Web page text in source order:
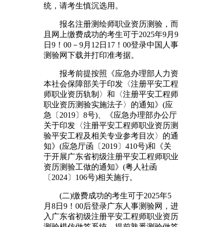
统，请考生慎沉选用。
报名注册测绘师职业资历测验，而
且网上缴费成功的考生可于2025年9月9
日9！00－9月12日17！00登录中国人事
测验网下载并打印准考据。
报考前提按照《应急办理部人力资
本社会保障部关于印发〈注册平安工程
师职业资历轨制〉和〈注册平安工程师
职业资历测验实施法子〉的通知》(应
急〔2019〕8号)、《应急办理部办公厅
关于印发〈注册平安工程师职业资历测
验平安工程及相关专业参考目次〉的通
知》(应急厅函〔2019〕410号)和《关
于开展广东省初级注册平安工程师职业
资历测验工做的通知》(粤人社函
〔2024〕106号)相关施行。
(二)缴费成功的考生可于2025年5
月8日9！00后登录广东人事测验网，进
入广东省初级注册平安工程师职业资历